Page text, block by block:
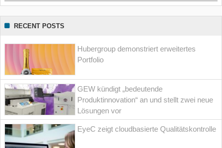
RECENT POSTS
Hubergroup demonstriert erweitertes
Portfolio
GEW kündigt „bedeutende
Produktinnovation“ an und stellt zwei neue
Lösungen vor
EyeC zeigt cloudbasierte Qualitätskontrolle